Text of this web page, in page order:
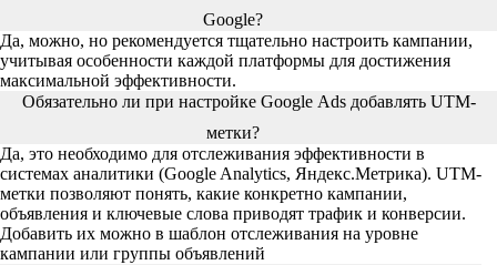
Google?
Да, можно, но рекомендуется тщательно настроить кампании,
учитывая особенности каждой платформы для достижения
максимальной эффективности.
Обязательно ли при настройке Google Ads добавлять UTM-
метки?
Да, это необходимо для отслеживания эффективности в
системах аналитики (Google Analytics, Яндекс.Метрика). UTM-
метки позволяют понять, какие конкретно кампании,
объявления и ключевые слова приводят трафик и конверсии.
Добавить их можно в шаблон отслеживания на уровне
кампании или группы объявлений